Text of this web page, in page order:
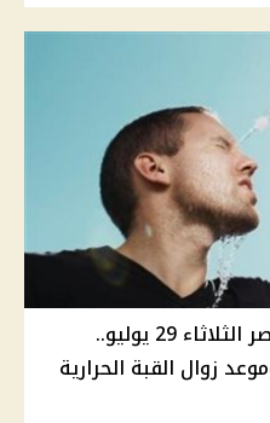
انكسار الموجة الحارة في مصر الثلاثاء 29 يوليو..
زوال القبة الحرارية